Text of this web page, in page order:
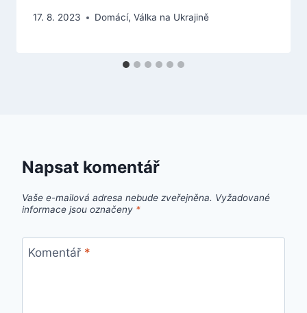
17. 8. 2023 Domácí, Válka na Ukrajině
Napsat komentář
Vaše e-mailová adresa nebude zveřejněna. Vyžadované
informace jsou označeny *
Komentář *